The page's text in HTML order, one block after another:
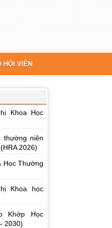
HỘI VIÊN
Khoa Học
thường niên
2026)
Học Thường
Khoa học
Khớp Học
2030)